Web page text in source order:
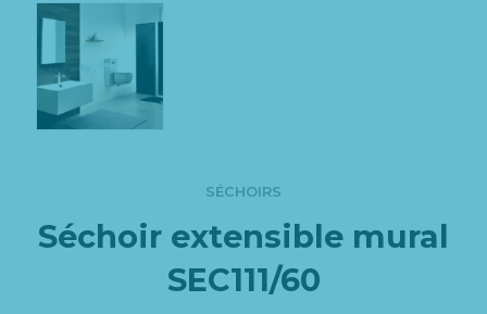
SÉCHOIRS
Séchoir extensible mural
SEC111/60